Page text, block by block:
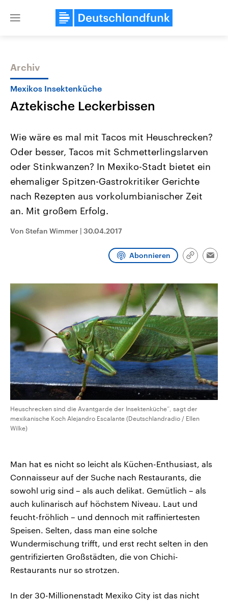
Close
Themen
Landtagswahl Sachsen-Anhalt
2026
Alle Informationen
Sachsen-Anhalt wählt am 6.
September 2026 einen neuen
Landtag. Seit 2021 wird das
Bundesland von einer Koalition aus
CDU, SPD und FDP regiert.-
Wahlprogramme, aktuelle Berichte
und Hintergründe zu den Parteien
USA
Aktuelle Beiträge,
Hintergründe
Wirtschaftlich und
Programm Podcasts
Audio-Archiv
Archiv
Mexikos Insektenküche
Aztekische Leckerbissen
Wie wäre es mal mit Tacos mit Heuschrecken?
Oder besser, Tacos mit Schmetterlingslarven
oder Stinkwanzen? In Mexiko-Stadt bietet ein
ehemaliger Spitzen-Gastrokritiker Gerichte
nach Rezepten aus vorkolumbianischer Zeit
an. Mit großem Erfolg.
Von Stefan Wimmer | 30.04.2017
Abonnieren
Link
Heuschrecken sind die Avantgarde der Insektenküche“, sagt der
mexikanische Koch Alejandro Escalante (Deutschlandradio / Ellen
Wilke)
Man hat es nicht so leicht als Küchen-Enthusiast, als
Connaisseur auf der Suche nach Restaurants, die
sowohl urig sind – als auch delikat. Gemütlich – als
auch kulinarisch auf höchstem Niveau. Laut und
feucht-fröhlich – und dennoch mit raffiniertesten
Speisen. Selten, dass man eine solche
Wundermischung trifft, und erst recht selten in den
gentrifizierten Großstädten, die von Chichi-
Restaurants nur so strotzen.
In der 30-Millionenstadt Mexiko City ist das nicht